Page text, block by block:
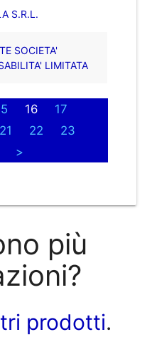
S.R.L.
SOCIETA'
LIMITATA
16
17
21 22
23
>
più
prodotti.